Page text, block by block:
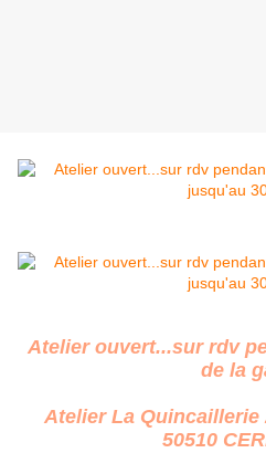
Atelier ouvert...sur rdv
de la
Atelier La Quincaillerie
50510